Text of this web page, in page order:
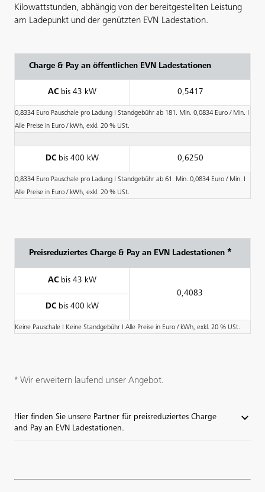
Kilowattstunden, abhängig von der bereitgestellten Leistung
am Ladepunkt und der genützten EVN Ladestation.
Charge & Pay an öffentlichen EVN Ladestationen
AC bis 43 kW 0,5417
0,8334 Euro Pauschale pro Ladung І Standgebühr ab 181. Min. 0,0834 Euro / Min. І
Alle Preise in Euro / kWh, exkl. 20 % USt.
DC bis 400 kW 0,6250
0,8334 Euro Pauschale pro Ladung І Standgebühr ab 61. Min. 0,0834 Euro / Min. І
Alle Preise in Euro / kWh, exkl. 20 % USt.
Preisreduziertes Charge & Pay an EVN Ladestationen *
ACbis 43 kW
0,4083
DCbis 400 kW
Keine Pauschale І Keine Standgebühr І Alle Preise in Euro / kWh, exkl. 20 % USt.
* Wir erweitern laufend unser Angebot.
Hier finden Sie unsere Partner für preisreduziertes Charge
and Pay an EVN Ladestationen.